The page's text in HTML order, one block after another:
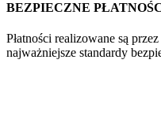
BEZPIECZNE
Płatności realizowane są
najważniejsze standardy